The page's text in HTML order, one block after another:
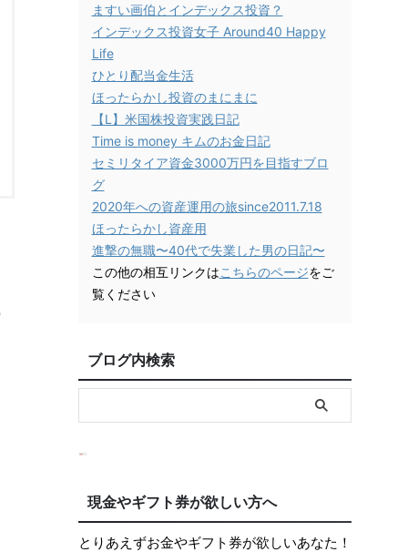
ますい画伯とインデックス投資？
インデックス投資女子 Around40 Happy
Life
ひとり配当金生活
ほったらかし投資のまにまに
【L】米国株投資実践日記
Time is money キムのお金日記
セミリタイア資金3000万円を目指すブロ
グ
2020年への資産運用の旅since2011.7.18
ほったらかし資産用
進撃の無職〜40代で失業した男の日記〜
この他の相互リンクはこちらのページをご
覧ください
ブログ内検索
現金やギフト券が欲しい方へ
とりあえずお金やギフト券が欲しいあなた！